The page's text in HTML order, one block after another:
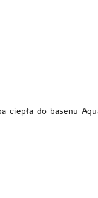
ciepła do basenu